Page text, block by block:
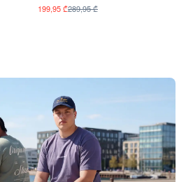
199,95 ₾289,95 ₾